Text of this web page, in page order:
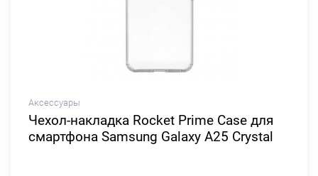
Аксессуары
Чехол-накладка Rocket Prime Case для
смартфона Samsung Galaxy A25 Crystal